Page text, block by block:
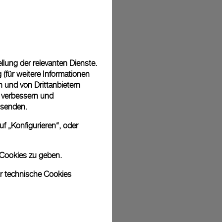
bei den Bildern um Archivfotos handelt. Die Farben und Größen
leicht abweichen.
der relevanten Dienste.
weitere Informationen
und von Drittanbietern
und
„Konfigurieren“, oder
zu geben.
technische Cookies